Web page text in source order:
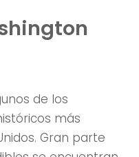
de los
más
Gran parte